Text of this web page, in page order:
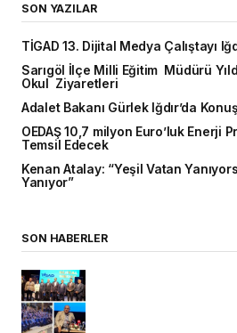
SON YAZILAR
TİGAD 13. Dijital Medya Çalıştayı
Sarıgöl İlçe Milli Eğitim Müdürü
Okul Ziyaretleri
Adalet Bakanı Gürlek Iğdır’da
OEDAŞ 10,7 milyon Euro’luk Enerji
Temsil Edecek
Kenan Atalay: “Yeşil Vatan
Yanıyor”
SON HABERLER